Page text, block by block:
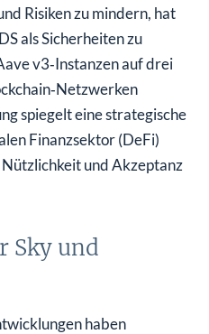
Risiken zu mindern, hat
als Sicherheiten zu
v3‑Instanzen auf drei
spiegelt eine strategische
Finanzsektor (DeFi)
und Akzeptanz
Sky und
haben